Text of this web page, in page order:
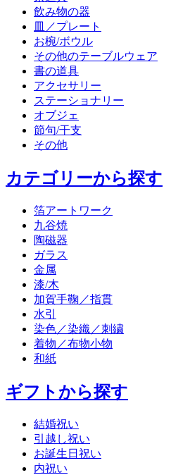
飲み物の器
皿／プレート
お椀/ボウル
その他のテーブルウェア
書の道具
アクセサリー
ステーショナリー
オブジェ
節句/干支
その他
カテゴリーから探す
箔アートワーク
九谷焼
陶磁器
ガラス
金属
漆/木
加賀手鞠／指貫
水引
染色／染織／刺繍
着物／布物小物
和紙
ギフトから探す
結婚祝い
引越し祝い
お誕生日祝い
内祝い